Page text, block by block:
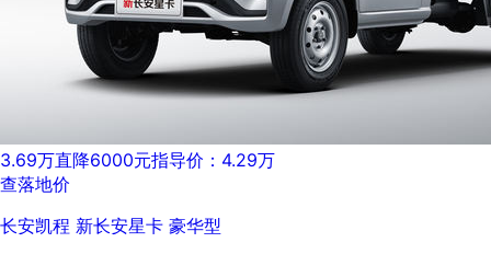
3.69万直降6000元指导价：4.29万
查落地价
长安凯程 新长安星卡 豪华型